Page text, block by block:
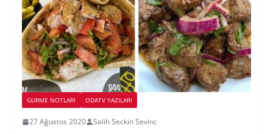
GURME NOTLARI ODATV YAZILARI
27 Ağustos 2020 Salih Seckin Sevinc